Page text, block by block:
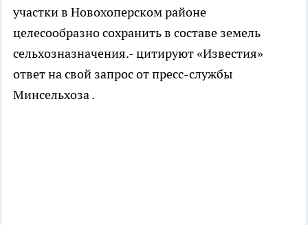
участки в Новохоперском районе
целесообразно сохранить в составе земель
сельхозназначения.- цитируют «Известия»
ответ на свой запрос от пресс-службы
Минсельхоза .